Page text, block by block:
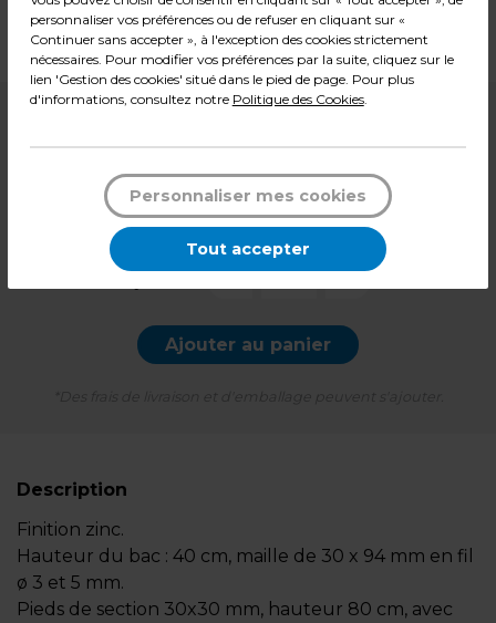
Dimensions : L 120 x P 80 x H 80 cm
Poids : 18,82 kg
+ éco-mobilier2,45€
170,93€ TTC*
Ajouter au panier
Description
Finition zinc.
Hauteur du bac : 40 cm, maille de 30 x 94 mm en fil
ø 3 et 5 mm.
Pieds de section 30x30 mm, hauteur 80 cm, avec
personnaliser vos préférences ou de refuser en cliquant sur «
Continuer sans accepter », à l'exception des cookies strictement
nécessaires. Pour modifier vos préférences par la suite, cliquez sur le
lien 'Gestion des cookies' situé dans le pied de page. Pour plus
d'informations, consultez notre Politique des Cookies.
Personnaliser mes cookies
Tout accepter